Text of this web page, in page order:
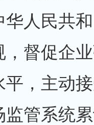
华人民共
，督促企
平，主动
监管系统